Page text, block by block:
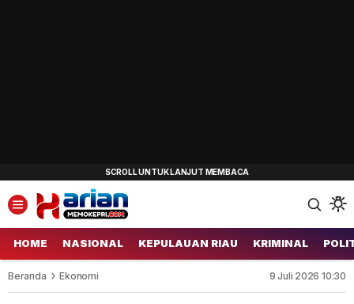
HOME NASIONAL KEPULAUAN RIAU KRIMINAL
Beranda Ekonomi 9 Juli 2026 10:30